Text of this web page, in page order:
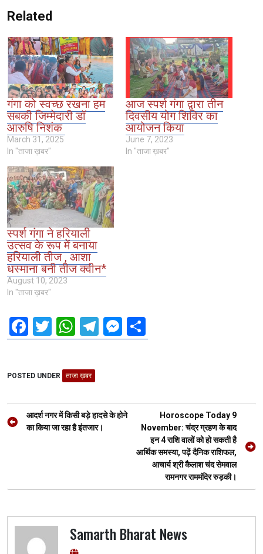
Related
गंगा को स्वच्छ रखना हम
सबकी जिम्मेदारी डॉ
आरुषि निशंक
March 31, 2025
In "ताजा ख़बर"
आज स्पर्श गंगा द्वारा तीन
दिवसीय योग शिविर का
आयोजन किया
June 7, 2023
In "ताजा ख़बर"
स्पर्श गंगा ने हरियाली
उत्सव के रूप में बनाया
हरियाली तीज , आशा
धस्माना बनी तीज क्वीन*
August 10, 2023
In "ताजा ख़बर"
F
a
b
o
o
T
wi
tt
er
W
h
at
s
A
p
p
T
el
a
m
M
es
g
er
h
POSTED UNDER ताजा ख़बर
Post
navigation
आदर्श नगर में किसी बड़े हादसे के होने
का किया जा रहा है इंतजार।
Horoscope Today 9
November: चंद्र ग्रहण के बाद
इन 4 राशि वालों को हो सकती है
आर्थिक समस्या, पढ़ें दैनिक राशिफल,
आचार्य श्री कैलाश चंद सेमवाल
रामनगर राममंदिर रुड़की।
Samarth Bharat News